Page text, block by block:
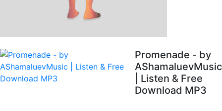
Promenade - by
AShamaluevMusic
| Listen & Free
Download MP3